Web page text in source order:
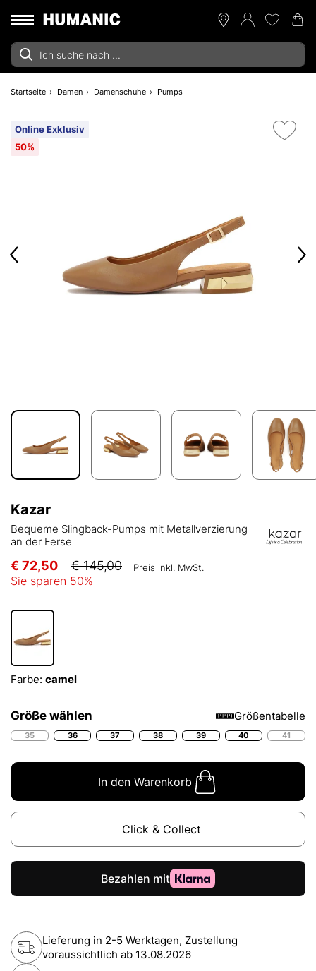
Startseite Damen Damenschuhe Pumps
Online Exklusiv
50%
Kazar
Bequeme Slingback-Pumps mit Metallverzierung
an der Ferse
€ 72,50 € 145,00 Preis inkl. MwSt.
Sie sparen 50%
Farbe: camel
Größe wählen Größentabelle
35 36 37 38 39 40 41
In den Warenkorb
Click & Collect
Lieferung in 2-5 Werktagen, Zustellung
voraussichtlich ab 13.08.2026